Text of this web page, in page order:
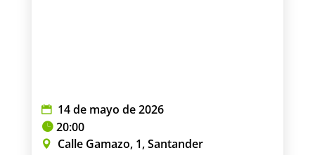
14 de mayo de 2026
20:00
Calle Gamazo, 1, Santander